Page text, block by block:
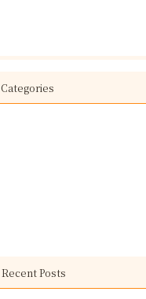
Categories
Recent Posts